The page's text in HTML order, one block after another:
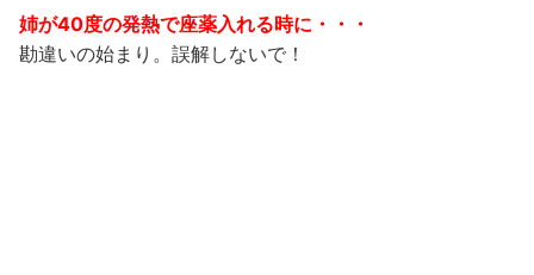
姉が40度の発熱で座薬入れる時に・・・
勘違いの始まり。誤解しないで！